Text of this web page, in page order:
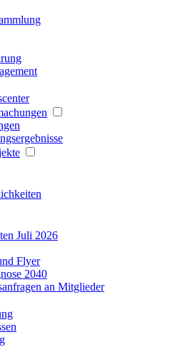
Juli 2026
Flyer
2040
an Mitglieder